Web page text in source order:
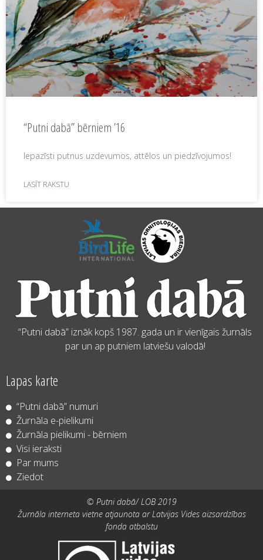
“Putni dabā” bērniem ’16
Iepazīsti putnus uzdevumos, attēlos un piedzīvojumos!
LASĪT RAKSTU
“Putni dabā” iznāk kopš 1987. gada un ir vienīgais žurnāls
par un ap putniem latviešu valodā!
Lapas karte
“Putni dabā” numuri
Žurnāla e-pielikumi
Žurnāla pielikumi - bērniem
Visi ieraksti
Par mums
Ziedot
© Putni dabā/ LOB 2019
Žurnāla interneta vietne atjaunota ar Latvijas Vides aizsardzības
fonda atbalstu